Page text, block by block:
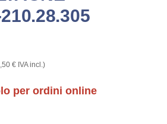
€ IVA incl.)
per ordini online